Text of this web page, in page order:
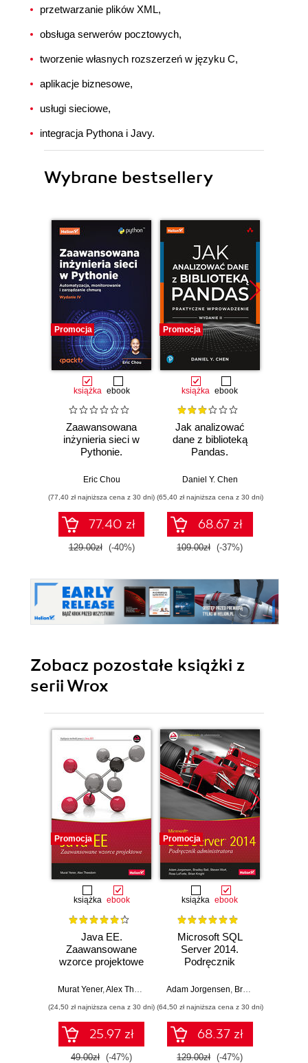
przetwarzanie plików XML,
obsługa serwerów pocztowych,
tworzenie własnych rozszerzeń w języku C,
aplikacje biznesowe,
usługi sieciowe,
integracja Pythona i Javy.
Wybrane bestsellery
Promocja
książka ebook
Zaawansowana
inżynieria sieci w
Pythonie.
monitorowanie i
chmurą. Wydanie
IV
Eric Chou
(77,40 zł najniższa cena z 30 dni)
77.40 zł
129.00zł (-40%)
Promocja
książka ebook
Jak analizować
dane z biblioteką
Pandas.
wprowadzenie.
Daniel Y. Chen
(65,40 zł najniższa cena z 30 dni)
68.67 zł
109.00zł (-37%)
Zobacz pozostałe książki z
serii Wrox
Promocja
książka ebook
Java EE.
Zaawansowane
wzorce projektowe
Murat Yener, Alex Theedom
(24,50 zł najniższa cena z 30 dni)
25.97 zł
49.00zł (-47%)
Promocja
książka ebook
Microsoft SQL
Server 2014.
Podręcznik
Adam Jorgensen Bradley Ball
(64,50 zł najniższa cena z 30 dni)
68.37 zł
129.00zł (-47%)